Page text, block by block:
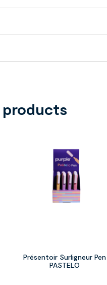
products
Présentoir Surligneur Pen
PASTELO